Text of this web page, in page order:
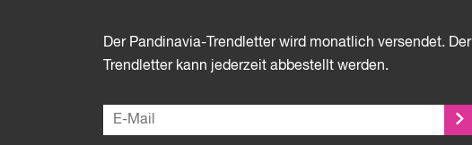
Der Pandinavia-Trendletter wird monatlich versendet. Der
Trendletter kann jederzeit abbestellt werden.